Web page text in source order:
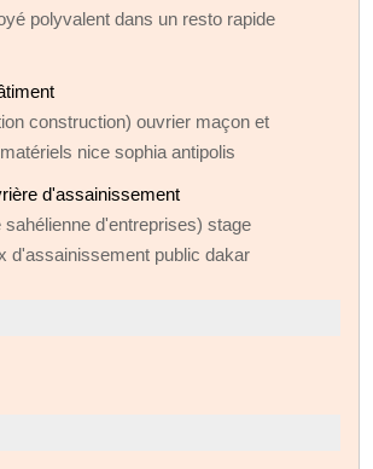
polyvalent dans un resto rapide
construction) ouvrier maçon et
nice sophia antipolis
d'assainissement
d'entreprises) stage
d'assainissement public dakar